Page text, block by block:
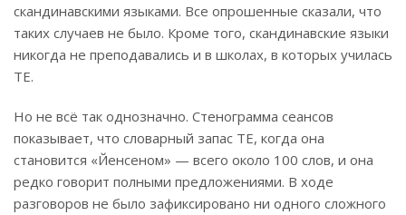
скандинавскими языками. Все опрошенные сказали, что
таких случаев не было. Кроме того, скандинавские языки
никогда не преподавались и в школах, в которых училась
ТЕ.
Но не всё так однозначно. Стенограмма сеансов
показывает, что словарный запас ТЕ, когда она
становится «Йенсеном» — всего около 100 слов, и она
редко говорит полными предложениями. В ходе
разговоров не было зафиксировано ни одного сложного